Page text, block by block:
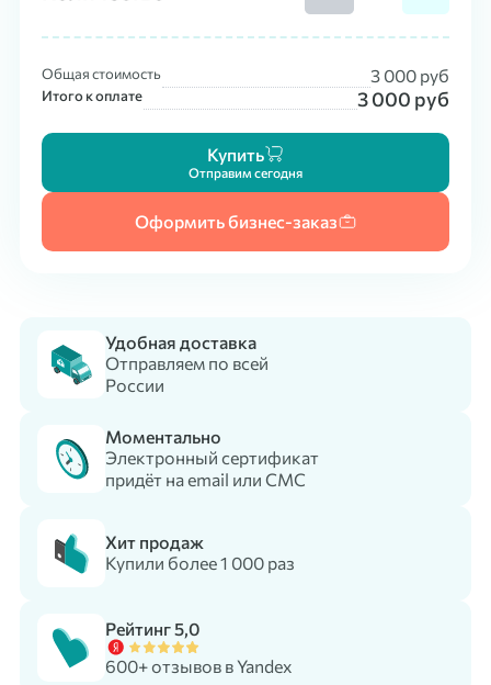
Общая стоимость 3 000 руб
Итого к оплате 3 000 руб
Купить
Отправим сегодня
Оформить бизнес-заказ
Удобная доставка
Отправляем по всей
России
Моментально
Электронный сертификат
придёт на email или СМС
Хит продаж
Купили более 1 000 раз
Рейтинг 5,0
600+ отзывов в Yandex